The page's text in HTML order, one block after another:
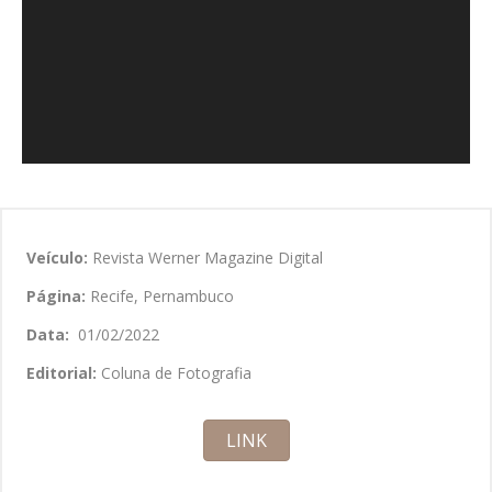
Veículo: Revista Werner Magazine Digital
Página: Recife, Pernambuco
Data: 01/02/2022
Editorial: Coluna de Fotografia
LINK